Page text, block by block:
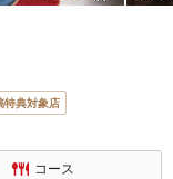
特典対象店
コース